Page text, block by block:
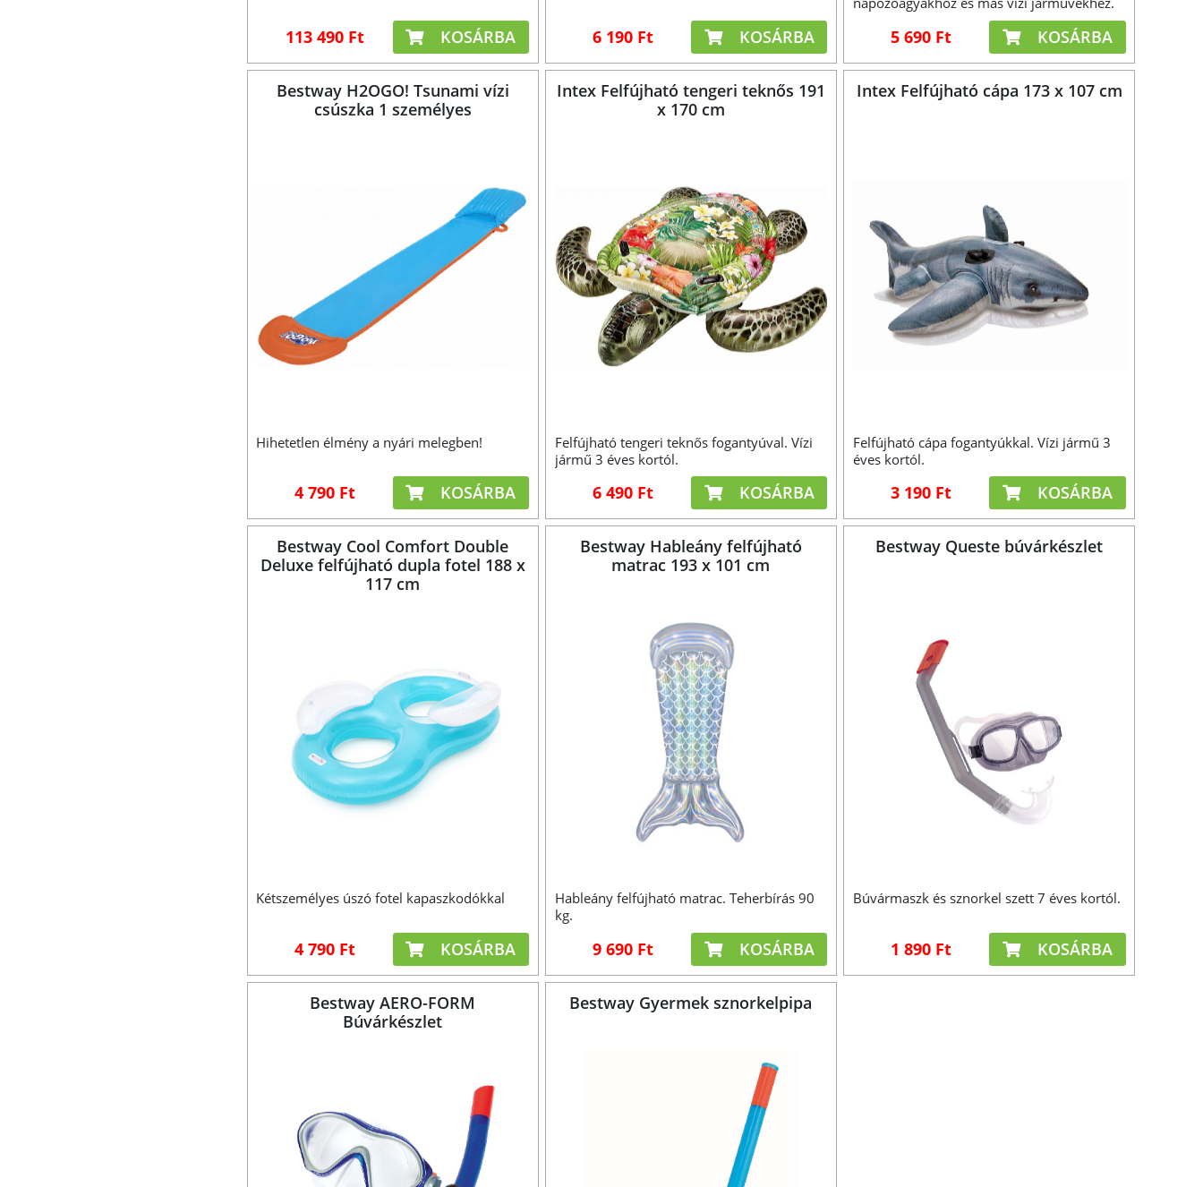
113 490 Ft KOSÁRBA 6 190 Ft KOSÁRBA 5 690 Ft KOSÁRBA
Bestway H2OGO! Tsunami vízi
csúszka 1 személyes
Hihetetlen élmény a nyári melegben!
4 790 Ft KOSÁRBA
Intex Felfújható tengeri teknős 191
x 170 cm
Felfújható tengeri teknős fogantyúval. Vízi
jármű 3 éves kortól.
6 490 Ft KOSÁRBA
Intex Felfújható cápa 173 x 107 cm
Felfújható cápa fogantyúkkal. Vízi jármű 3
éves kortól.
3 190 Ft KOSÁRBA
Bestway Cool Comfort Double
Deluxe felfújható dupla fotel 188 x
117 cm
Kétszemélyes úszó fotel kapaszkodókkal
4 790 Ft KOSÁRBA
Bestway Hableány felfújható
matrac 193 x 101 cm
Hableány felfújható matrac. Teherbírás 90
kg.
9 690 Ft KOSÁRBA
Bestway Queste búvárkészlet
Búvármaszk és sznorkel szett 7 éves kortól.
1 890 Ft KOSÁRBA
Bestway AERO-FORM
Búvárkészlet
Bestway Gyermek sznorkelpipa